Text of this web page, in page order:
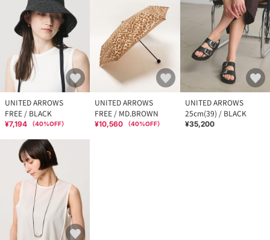
UNITED ARROWS
FREE / BLACK
¥7,194 （40%OFF）
UNITED ARROWS
FREE / MD.BROWN
¥10,560 （40%OFF）
UNITED ARROWS
25cm(39) / BLACK
¥35,200